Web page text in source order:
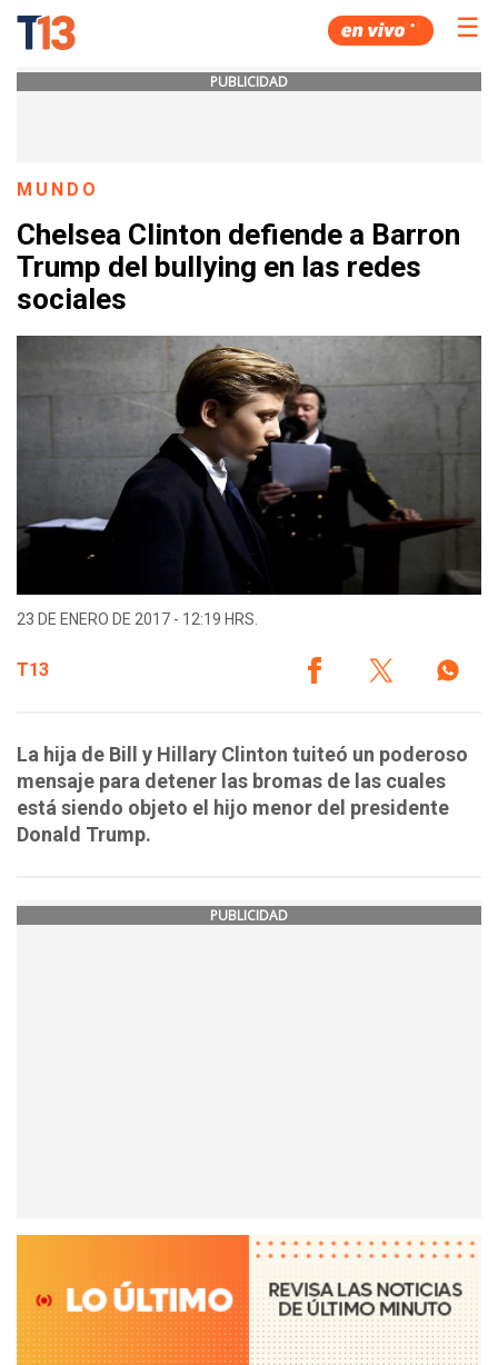
☰
PUBLICIDAD
MUNDO
Chelsea Clinton defiende a Barron
Trump del bullying en las redes
sociales
23 DE ENERO DE 2017 - 12:19 HRS.
T13
La hija de Bill y Hillary Clinton tuiteó un poderoso
mensaje para detener las bromas de las cuales
está siendo objeto el hijo menor del presidente
Donald Trump.
PUBLICIDAD